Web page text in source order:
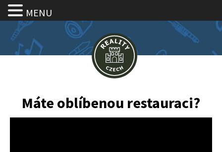
Máte oblíbenou restauraci?
MENU